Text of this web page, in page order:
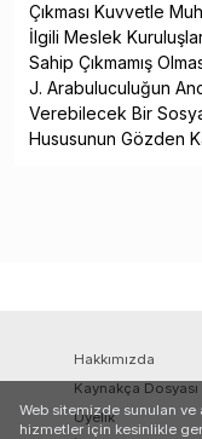
Çıkması Kuvvetle
İlgili Meslek
Sahip Çıkmamış
J. Arabuluculuğun
Verebilecek Bir
Hususunun Gözden
Hakkımızda
Kaynakça Dosyası
Üyelik
Web sitemizde sunulan
hizmetler için kesinlikle